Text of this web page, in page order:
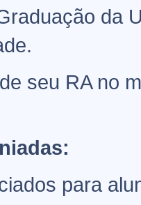
da
seu RA no
para